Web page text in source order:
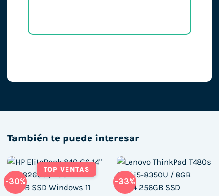
También te puede interesar
-30%
TOP VENTAS
-33%